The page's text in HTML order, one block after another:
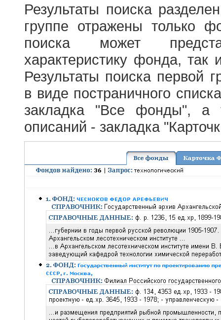
Результаты поиска
группе отражены только
поиска может
характеристику фонда,
Результаты поиска первой
в виде постраничного
закладка "Все фонды", а
описаний - закладка